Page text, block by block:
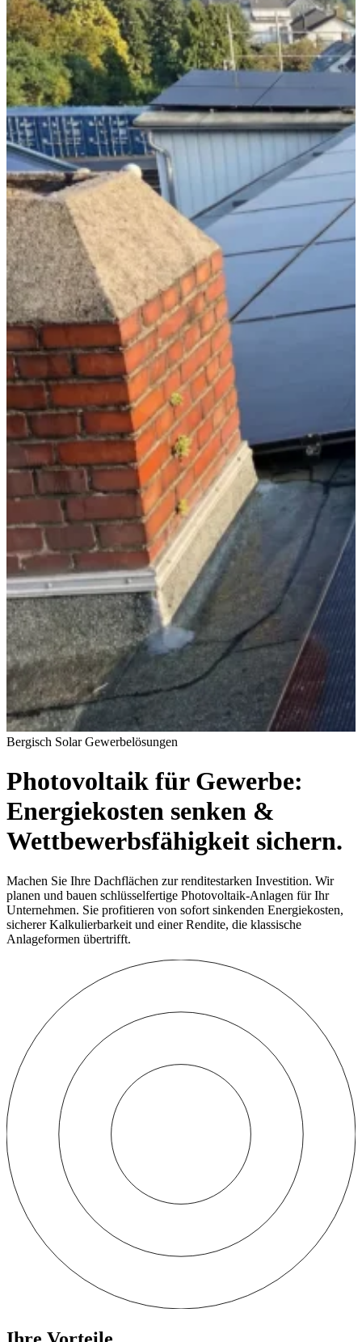
Bergisch Solar Gewerbelösungen
Photovoltaik für Gewerbe:
Energiekosten senken &
Wettbewerbsfähigkeit sichern.
Machen Sie Ihre Dachflächen zur renditestarken Investition. Wir
planen und bauen schlüsselfertige Photovoltaik-Anlagen für Ihr
Unternehmen. Sie profitieren von sofort sinkenden Energiekosten,
sicherer Kalkulierbarkeit und einer Rendite, die klassische
Anlageformen übertrifft.